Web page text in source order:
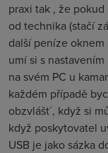
praxi tak , že
od technika (stačí
další peníze
umí si s
na svém PC u
každém případě
obzvlášt´, když si
když poskytovatel
USB je jako sázka